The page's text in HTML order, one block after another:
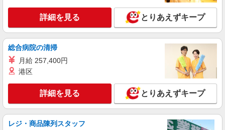
詳細を見る とりあえずキープ
総合病院の清掃
月給 257,400円
港区
詳細を見る とりあえずキープ
レジ・商品陳列スタッフ